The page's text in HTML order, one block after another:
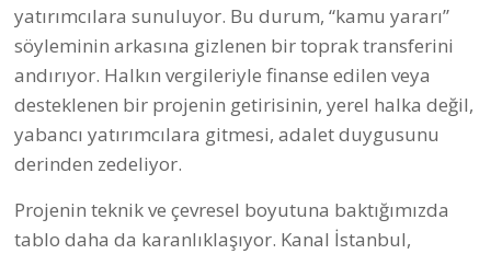
yatırımcılara sunuluyor. Bu durum, “kamu yararı”
söyleminin arkasına gizlenen bir toprak transferini
andırıyor. Halkın vergileriyle finanse edilen veya
desteklenen bir projenin getirisinin, yerel halka değil,
yabancı yatırımcılara gitmesi, adalet duygusunu
derinden zedeliyor.
Projenin teknik ve çevresel boyutuna baktığımızda
tablo daha da karanlıklaşıyor. Kanal İstanbul,